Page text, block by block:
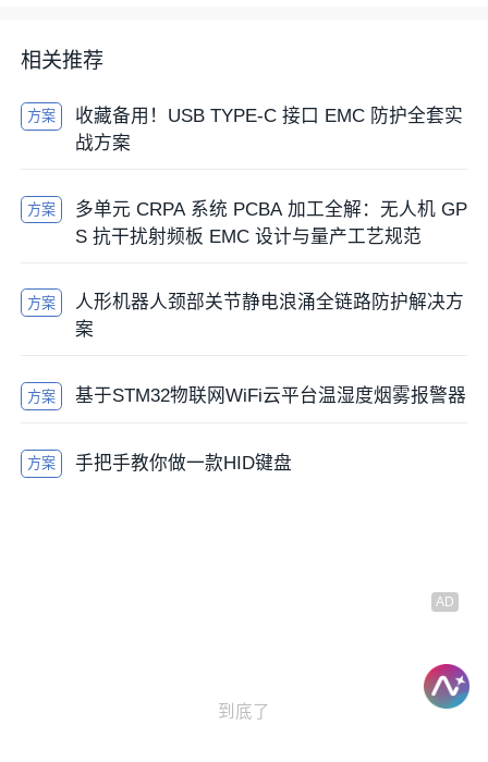
相关推荐
方案
收藏备用！USB TYPE-C 接口 EMC 防护全套实
战方案
方案
多单元 CRPA 系统 PCBA 加工全解：无人机 GP
S 抗干扰射频板 EMC 设计与量产工艺规范
方案
人形机器人颈部关节静电浪涌全链路防护解决方
案
方案 基于STM32物联网WiFi云平台温湿度烟雾报警器
方案 手把手教你做一款HID键盘